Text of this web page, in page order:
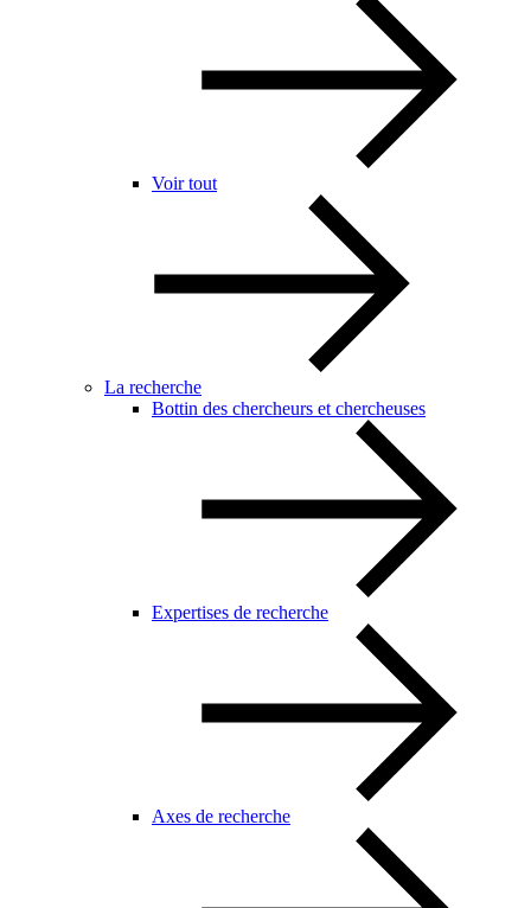
Voir tout
La recherche
Bottin des chercheurs et chercheuses
Expertises de recherche
Axes de recherche